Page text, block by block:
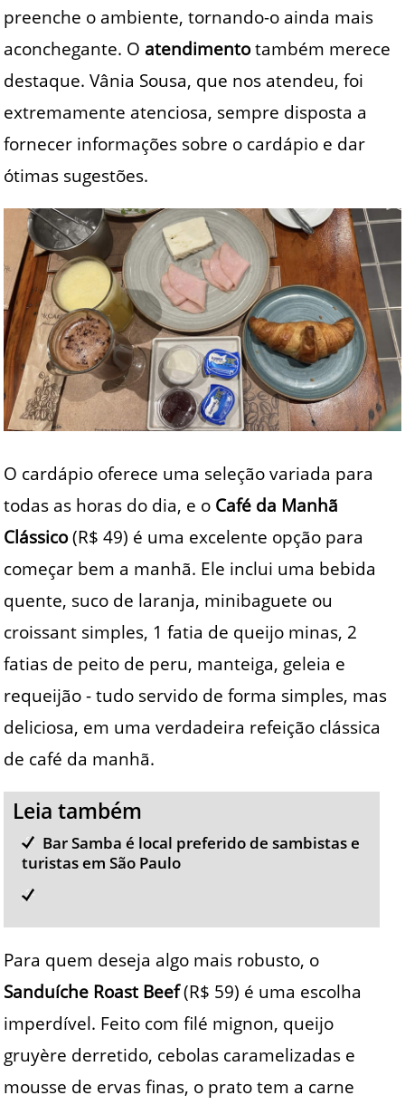
preenche o ambiente, tornando-o ainda mais
aconchegante. O atendimentotambém merece
destaque. Vânia Sousa, que nos atendeu, foi
extremamente atenciosa, sempre disposta a
fornecer informações sobre o cardápio e dar
ótimas sugestões.
O cardápio oferece uma seleção variada para
todas as horas do dia, e o Café da Manhã
Clássico(R$ 49) é uma excelente opção para
começar bem a manhã. Ele inclui uma bebida
quente, suco de laranja, minibaguete ou
croissant simples, 1 fatia de queijo minas, 2
fatias de peito de peru, manteiga, geleia e
requeijão - tudo servido de forma simples, mas
deliciosa, em uma verdadeira refeição clássica
de café da manhã.
Leia também
Bar Samba é local preferido de sambistas e
turistas em São Paulo
Para quem deseja algo mais robusto, o
Sanduíche Roast Beef(R$ 59) é uma escolha
imperdível. Feito com filé mignon, queijo
gruyère derretido, cebolas caramelizadas e
mousse de ervas finas, o prato tem a carne